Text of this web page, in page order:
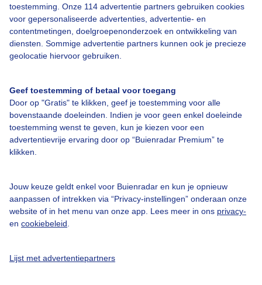
toestemming. Onze 114 advertentie partners gebruiken cookies
voor gepersonaliseerde advertenties, advertentie- en
contentmetingen, doelgroepenonderzoek en ontwikkeling van
diensten. Sommige advertentie partners kunnen ook je precieze
geolocatie hiervoor gebruiken.
Geef toestemming of betaal voor toegang
Door op "Gratis" te klikken, geef je toestemming voor alle
bovenstaande doeleinden. Indien je voor geen enkel doeleinde
toestemming wenst te geven, kun je kiezen voor een
advertentievrije ervaring door op “Buienradar Premium” te
klikken.
Jouw keuze geldt enkel voor Buienradar en kun je opnieuw
aanpassen of intrekken via “Privacy-instellingen” onderaan onze
website of in het menu van onze app. Lees meer in ons privacy-
en cookiebeleid
Lijst met advertentiepartners
Over Buienradar
Veelgestelde vragen
Contact
Toegankelijkheid
Gebruikersvoorwaarden
Buienradar Team
Privacy beleid